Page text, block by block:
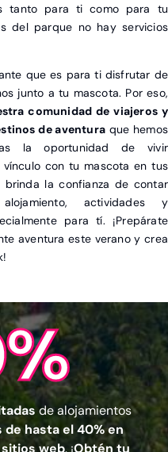
tanto para ti como para tu
del parque no hay servicios
que es para ti disfrutar de
junto a tu mascota. Por eso,
comunidad de viajeros y
de aventura que hemos
la oportunidad de vivir
con tu mascota en tus
brinda la confianza de contar
actividades y
para tí. ¡Prepárate
aventura este verano y crea
de alojamientos
de hasta el 40% en
web. ¡Obtén tu